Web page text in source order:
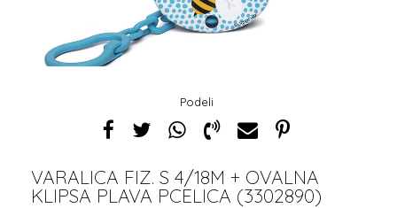
Podeli
VARALICA FIZ. S 4/18M + OVALNA
KLIPSA PLAVA PCELICA (3302890)